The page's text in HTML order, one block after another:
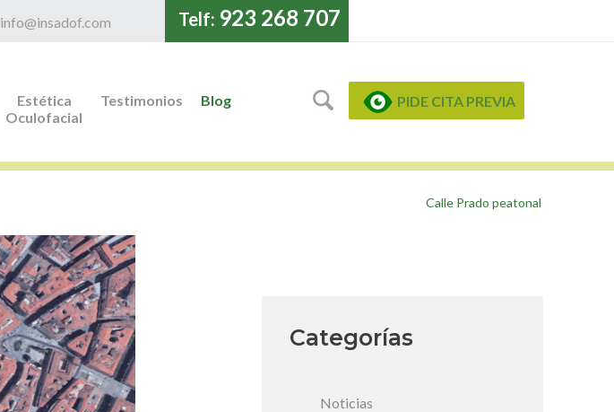
info@insadof.com Telf: 923 268 707
Estética
Oculofacial
Testimonios Blog PIDE CITA PREVIA
Calle Prado peatonal
Categorías
Noticias